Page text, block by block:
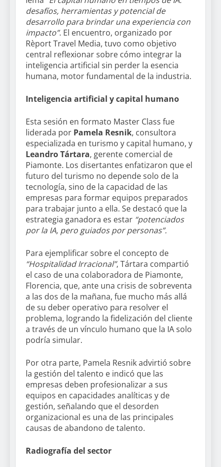
desafíos, herramientas y potencial de
desarrollo para brindar una experiencia con
impacto”. El encuentro, organizado por
Rèport Travel Media, tuvo como objetivo
central reflexionar sobre cómo integrar la
inteligencia artificial sin perder la esencia
humana, motor fundamental de la industria.
Inteligencia artificial y capital humano
Esta sesión en formato Master Class fue
liderada por Pamela Resnik, consultora
especializada en turismo y capital humano, y
Leandro Tártara, gerente comercial de
Piamonte. Los disertantes enfatizaron que el
futuro del turismo no depende solo de la
tecnología, sino de la capacidad de las
empresas para formar equipos preparados
para trabajar junto a ella. Se destacó que la
estrategia ganadora es estar “potenciados
por la IA, pero guiados por personas”.
Para ejemplificar sobre el concepto de
“Hospitalidad Irracional”, Tártara compartió
el caso de una colaboradora de Piamonte,
Florencia, que, ante una crisis de sobreventa
a las dos de la mañana, fue mucho más allá
de su deber operativo para resolver el
problema, logrando la fidelización del cliente
a través de un vínculo humano que la IA solo
podría simular.
Por otra parte, Pamela Resnik advirtió sobre
la gestión del talento e indicó que las
empresas deben profesionalizar a sus
equipos en capacidades analíticas y de
gestión, señalando que el desorden
organizacional es una de las principales
causas de abandono de talento.
Radiografía del sector